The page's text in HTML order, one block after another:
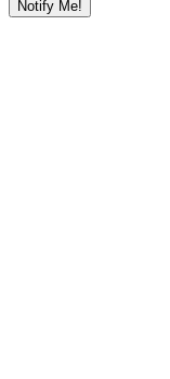
Notify Me!